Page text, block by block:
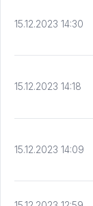
15.12.2023 14:30
15.12.2023 14:18
15.12.2023 14:09